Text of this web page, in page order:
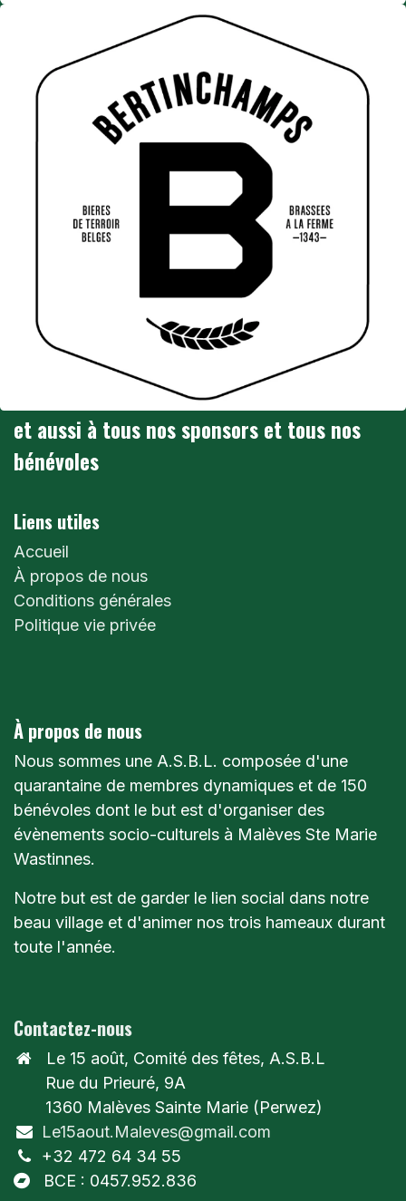
et aussi à tous nos sponsors et tous nos
bénévoles
Liens utiles
Accueil
À propos de nous
Conditions générales
Politique vie privée
À propos de nous
Nous sommes une A.S.B.L. composée d'une
quarantaine de membres dynamiques et de 150
bénévoles dont le but est d'organiser des
évènements socio-culturels à Malèves Ste Marie
Wastinnes.
Notre but est de garder le lien social dans notre
beau village et d'animer nos trois hameaux durant
toute l'année.
Contactez-nous
Le 15 août, Comité des fêtes, A.S.B.L
Rue du Prieuré, 9A
1360 Malèves Sainte Marie (Perwez)
Le15aout.Maleves@gmail.com
+32 472 64 34 55
BCE : 0457.952.836